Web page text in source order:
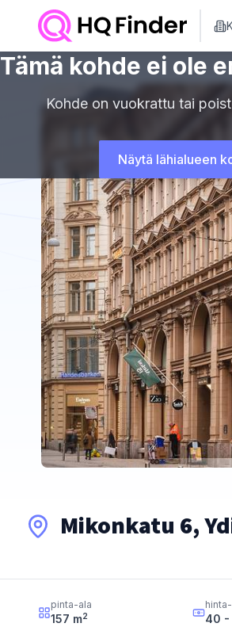
Tämä kohde ei ole
Kohde on vuokrattu tai
Näytä lähialueen
Mikonkatu 6,
pinta-ala
157 m2 40 -